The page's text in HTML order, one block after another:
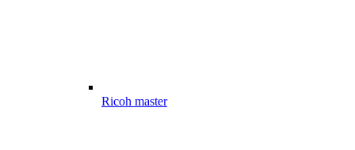
Ricoh master